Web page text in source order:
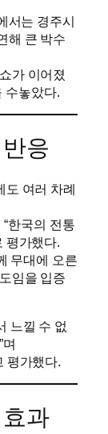
서는 경주시
해 큰 박수
가 이어졌
수놓았다.
응
도 여러 차례
한국의 전통
평가했다.
무대에 오른
임을 입증
느낄 수 없
평가했다.
과